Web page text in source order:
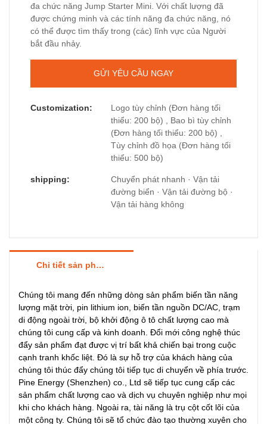
đa chức năng Jump Starter Mini. Với chất lượng đã
được chứng minh và các tính năng đa chức năng, nó
có thể được tìm thấy trong (các) lĩnh vực của Người
bắt đầu nhảy.
GỬI YÊU CẦU NGAY
Customization:
Logo tùy chỉnh (Đơn hàng tối
thiểu: 200 bộ) , Bao bì tùy chỉnh
(Đơn hàng tối thiểu: 200 bộ) ,
Tùy chỉnh đồ họa (Đơn hàng tối
thiểu: 500 bộ)
shipping:
Chuyển phát nhanh · Vận tải
đường biển · Vận tải đường bộ ·
Vận tải hàng không
Chi tiết sản phẩm
Chúng tôi mang đến những dòng sản phẩm biến tần năng
lượng mặt trời, pin lithium ion, biến tần nguồn DC/AC, trạm
di động ngoài trời, bộ khởi động ô tô chất lượng cao mà
chúng tôi cung cấp và kinh doanh. Đổi mới công nghệ thúc
đẩy sản phẩm đạt được vị trí bất khả chiến bại trong cuộc
cạnh tranh khốc liệt. Đó là sự hỗ trợ của khách hàng của
chúng tôi thúc đẩy chúng tôi tiếp tục di chuyển về phía trước.
Pine Energy (Shenzhen) co., Ltd sẽ tiếp tục cung cấp các
sản phẩm chất lượng cao và dịch vụ chuyên nghiệp như mọi
khi cho khách hàng. Ngoài ra, tài năng là trụ cột cốt lõi của
một công ty. Chúng tôi sẽ tổ chức đào tạo thường xuyên cho